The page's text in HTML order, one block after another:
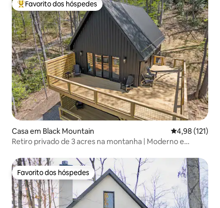
Favoritos dos hóspedes mais apreciados
Favorito dos hóspedes
Casa em Black Mountain Classificação
4,98 (121)
Retiro privado de 3 acres na montanha | Moderno e
Favorito dos hóspedes
Favorito dos hóspedes